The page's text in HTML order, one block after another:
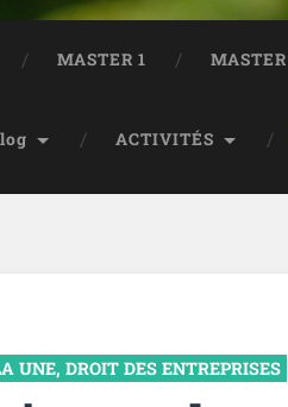
MASTER 1
ACTIVITÉS
UNE, DROIT DES ENTREPRISES